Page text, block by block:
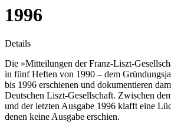
1996
Details
Die »Mitteilungen der Franz-Liszt-
in fünf Heften von 1990 – dem
bis 1996 erschienen und dokumentieren
Deutschen Liszt-Gesellschaft. Zwischen
und der letzten Ausgabe 1996 klafft eine
denen keine Ausgabe erschien.